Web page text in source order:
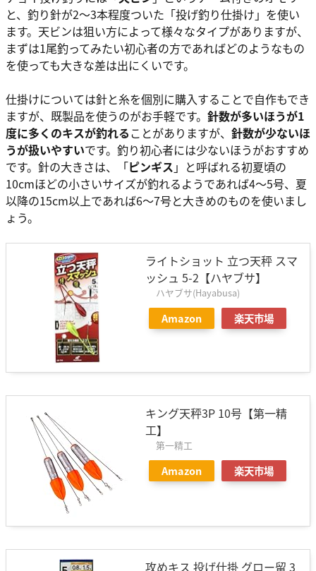
と、釣り針が2～3本程度ついた「投げ釣り仕掛け」を使い
ます。天ビンは狙い方によって様々なタイプがありますが、
まずは1尾釣ってみたい初心者の方であればどのようなもの
を使っても大きな差は出にくいです。
仕掛けについては針と糸を個別に購入することで自作もでき
ますが、既製品を使うのがお手軽です。 針数が多いほうが1
度に多くのキスが釣れることがありますが、 針数が少ないほ
うが扱いやすいです。釣り初心者には少ないほうがおすすめ
です。針の大きさは、「ピンギス 」と呼ばれる初夏頃の
10cmほどの小さいサイズが釣れるようであれば4～5号、夏
以降の15cm以上であれば6～7号と大きめのものを使いまし
ょう。
ライトショット 立つ天秤 スマ
ッシュ 5-2【ハヤブサ】
ハヤブサ(Hayabusa)
Amazon 楽天市場
キング天秤3P 10号【第一精
工】
第一精工
Amazon 楽天市場
攻めキス 投げ仕掛 グロー留 3